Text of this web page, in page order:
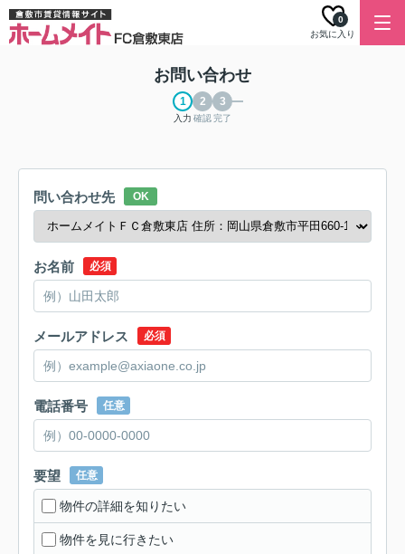
お気に入り
0
お問い合わせ
入力 確認完了
問い合わせ先 OK
お名前 必須
メールアドレス 必須
電話番号 任意
要望 任意
物件の詳細を知りたい
物件を見に行きたい